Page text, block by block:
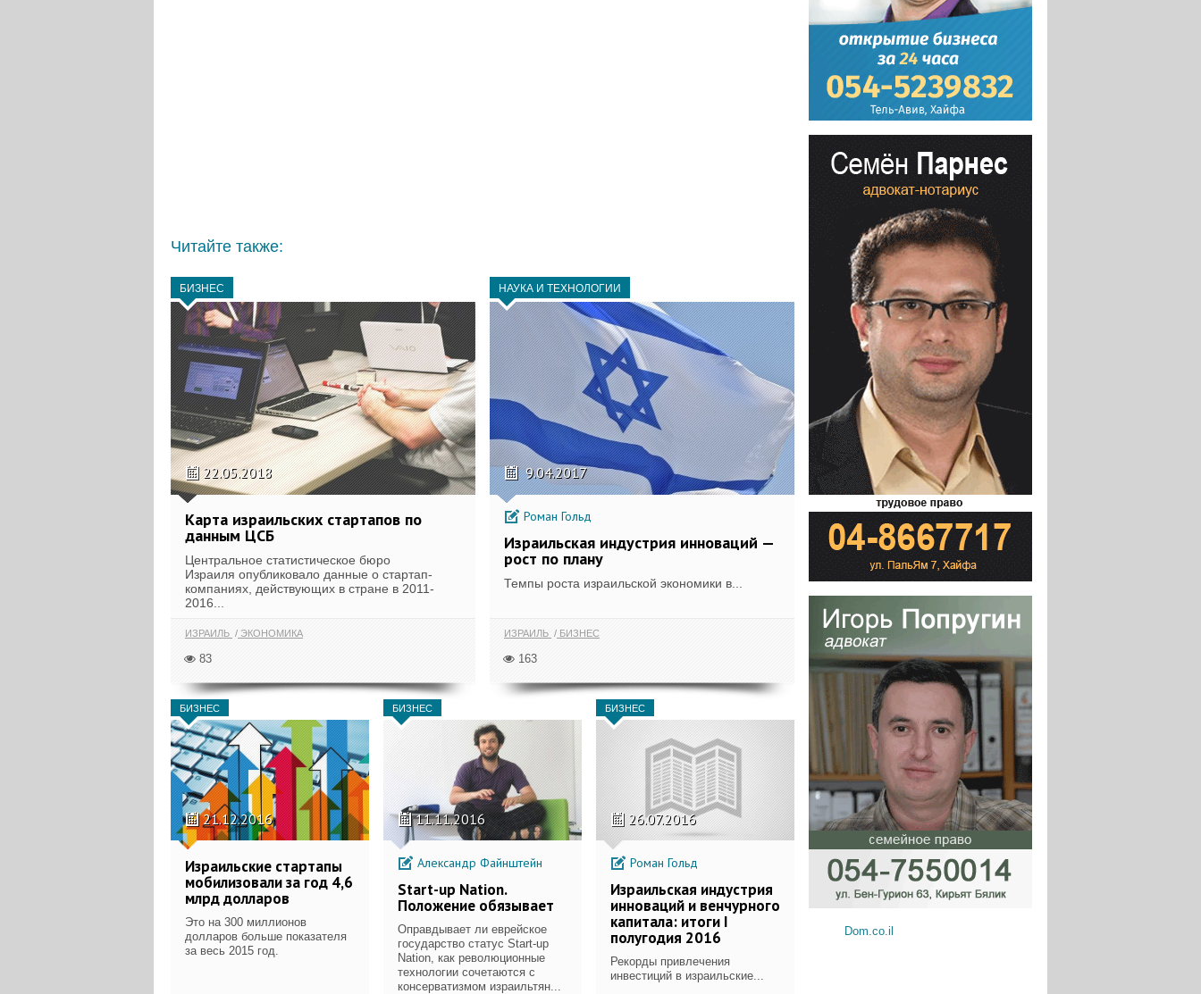
Читайте также:
БИЗНЕС
22.05.2018
Карта израильских стартапов по
данным ЦСБ
Центральное статистическое бюро
Израиля опубликовало данные о стартап-
компаниях, действующих в стране в 2011-
2016...
ИЗРАИЛЬ ЭКОНОМИКА
83
НАУКА И ТЕХНОЛОГИИ
9.04.2017
Роман Гольд
Израильская индустрия инноваций —
рост по плану
Темпы роста израильской экономики в...
ИЗРАИЛЬ БИЗНЕС
163
БИЗНЕС
21.12.2016
Израильские стартапы
мобилизовали за год 4,6
млрд долларов
Это на 300 миллионов
долларов больше показателя
за весь 2015 год.
БИЗНЕС
11.11.2016
Александр Файнштейн
Start-up Nation.
Положение обязывает
Оправдывает ли еврейское
государство статус Start-up
Nation, как революционные
технологии сочетаются с
консерватизмом израильтян...
БИЗНЕС
26.07.2016
Роман Гольд
Израильская индустрия
инноваций и венчурного
капитала: итоги I
полугодия 2016
Рекорды привлечения
инвестиций в израильские...
Dom.co.il